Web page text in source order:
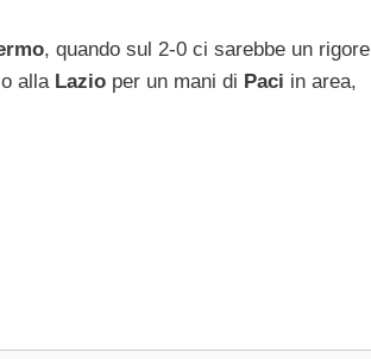
, quando sul 2-0 ci sarebbe un rigore
alla Lazio per un mani di Paci in area,